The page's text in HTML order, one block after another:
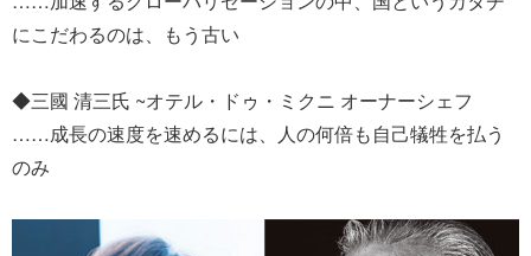
にこだわるのは、もう古い
◆三國 清三氏 ~オテル・ドゥ・ミクニ オーナーシェフ
……成長の速度を速めるには、人の何倍も自己犠牲を払う
のみ